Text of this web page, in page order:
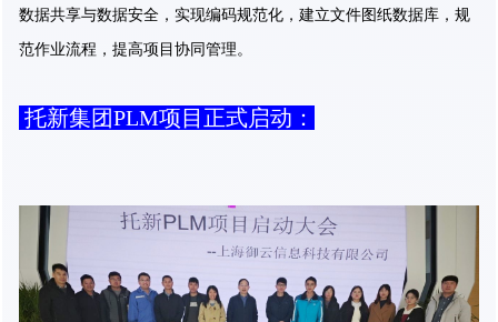
数据共享与数据安全，实现编码规范化，建立文件图纸数据库，规
范作业流程，提高项目协同管理。
托新集团PLM项目正式启动：